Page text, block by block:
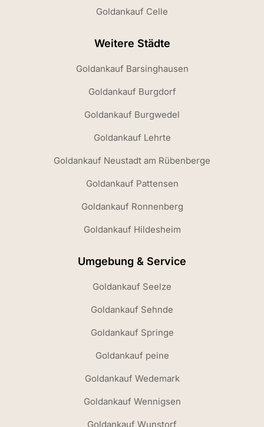
Goldankauf Celle
Weitere Städte
Goldankauf Barsinghausen
Goldankauf Burgdorf
Goldankauf Burgwedel
Goldankauf Lehrte
Goldankauf Neustadt am Rübenberge
Goldankauf Pattensen
Goldankauf Ronnenberg
Goldankauf Hildesheim
Umgebung & Service
Goldankauf Seelze
Goldankauf Sehnde
Goldankauf Springe
Goldankauf peine
Goldankauf Wedemark
Goldankauf Wennigsen
Goldankauf Wunstorf